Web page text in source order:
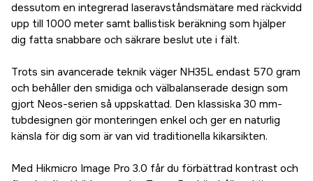
dessutom en integrerad laseravståndsmätare med räckvidd
upp till 1000 meter samt ballistisk beräkning som hjälper
dig fatta snabbare och säkrare beslut ute i fält.
Trots sin avancerade teknik väger NH35L endast 570 gram
och behåller den smidiga och välbalanserade design som
gjort Neos-serien så uppskattad. Den klassiska 30 mm-
tubdesignen gör monteringen enkel och ger en naturlig
känsla för dig som är van vid traditionella kikarsikten.
Med Hikmicro Image Pro 3.0 får du förbättrad kontrast och